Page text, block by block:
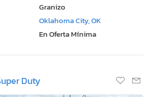
Granizo
Oklahoma City, OK
En Oferta Mínima
Duty